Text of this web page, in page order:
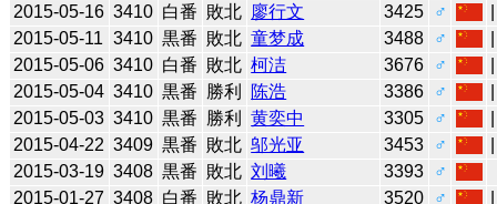
2015-05-16 3410 白番 敗北 廖行文 3425 ♂
2015-05-11 3410 黒番 敗北 童梦成 3488 ♂
2015-05-06 3410 白番 敗北 柯洁 3676 ♂
2015-05-04 3410 黒番 勝利 陈浩 3386 ♂
2015-05-03 3410 黒番 勝利 黄奕中 3305 ♂
2015-04-22 3409 黒番 敗北 邬光亚 3453 ♂
2015-03-19 3408 黒番 敗北 刘曦 3393
♂
2015-01-27 3408 白番 敗北 杨鼎新 3520 ♂